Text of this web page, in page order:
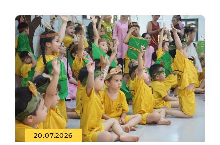
20.07.2026